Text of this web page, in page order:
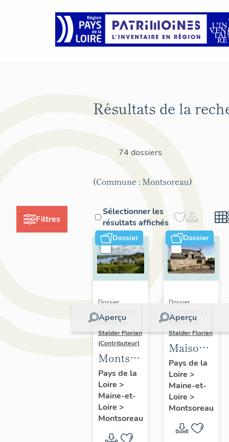
Filtres
Résultats de la
74 dossiers
(Commune : Montsoreau)
Sélectionner les
résultats affichés
Dossier
Aperçu
Dossier
IA49010823 |
Réalisé par
Stalder Florian
(Contributeur)
Montsoreau
:
présentation
de la
commune
Pays de la
Loire >
Maine-et-
Loire >
Montsoreau
Dossier
Aperçu
Dossier
IA49009633 |
Réalisé par
Stalder Florian
Maison,
place
Dames-
de-
Tourzel :
5, rue de
la
Pays de la
Loire >
Maine-et-
Loire >
Montsoreau